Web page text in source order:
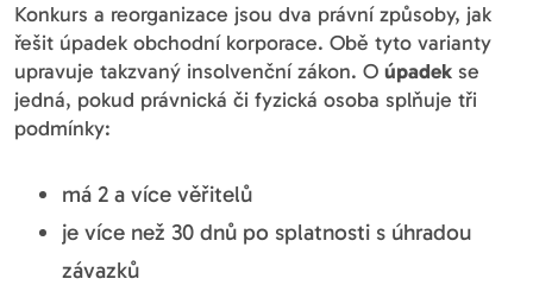
Konkurs a reorganizace jsou dva právní způsoby, jak
řešit úpadek obchodní korporace. Obě tyto varianty
upravuje takzvaný insolvenční zákon. O úpadek se
jedná, pokud právnická či fyzická osoba splňuje tři
podmínky:
má 2 a více věřitelů
je více než 30 dnů po splatnosti s úhradou
závazků